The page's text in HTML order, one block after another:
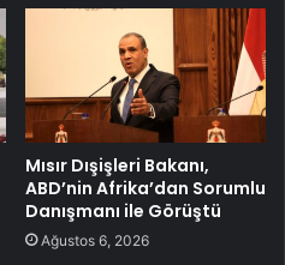
Mısır Dışişleri Bakanı,
ABD’nin Afrika’dan Sorumlu
Danışmanı ile Görüştü
Ağustos 6, 2026